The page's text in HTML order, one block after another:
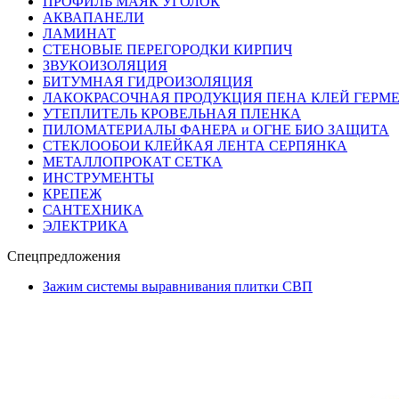
АКВАПАНЕЛИ
ЛАМИНАТ
СТЕНОВЫЕ ПЕРЕГОРОДКИ КИРПИЧ
ЗВУКОИЗОЛЯЦИЯ
БИТУМНАЯ ГИДРОИЗОЛЯЦИЯ
ЛАКОКРАСОЧНАЯ ПРОДУКЦИЯ ПЕНА КЛЕЙ
УТЕПЛИТЕЛЬ КРОВЕЛЬНАЯ ПЛЕНКА
ПИЛОМАТЕРИАЛЫ ФАНЕРА и ОГНЕ БИО ЗАЩИТА
СТЕКЛООБОИ КЛЕЙКАЯ ЛЕНТА СЕРПЯНКА
МЕТАЛЛОПРОКАТ СЕТКА
ИНСТРУМЕНТЫ
КРЕПЕЖ
САНТЕХНИКА
ЭЛЕКТРИКА
Спецпредложения
Зажим системы выравнивания плитки СВП